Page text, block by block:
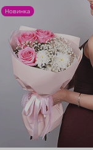
Новинка